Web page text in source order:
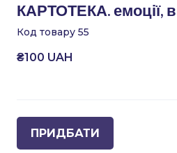
КАРТОТЕКА. емоції,
Код товару 55
₴100 UAH
ПРИДБАТИ